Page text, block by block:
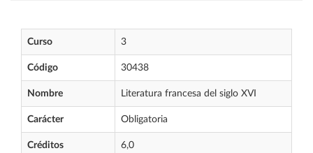
Curso 3
Código 30438
Nombre Literatura francesa del siglo XVI
Carácter Obligatoria
Créditos 6,0